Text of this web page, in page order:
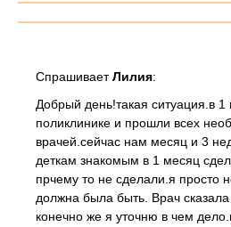
СпрашиваетЛилия:
Добрый день!такая ситуация.в
поликлинике и прошли всех
врачей.сейчас нам месяц и 3
деткам знакомым в 1 месяц
прчему то не сделали.я просто
должна была быть. Врач
конечно же я уточню в чем